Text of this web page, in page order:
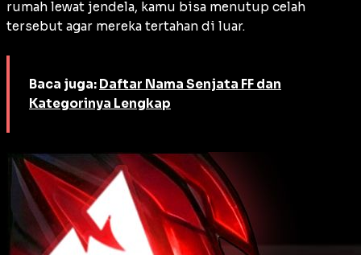
rumah lewat jendela, kamu bisa menutup celah
tersebut agar mereka tertahan di luar.
Baca juga: Daftar Nama Senjata FF dan
Kategorinya Lengkap